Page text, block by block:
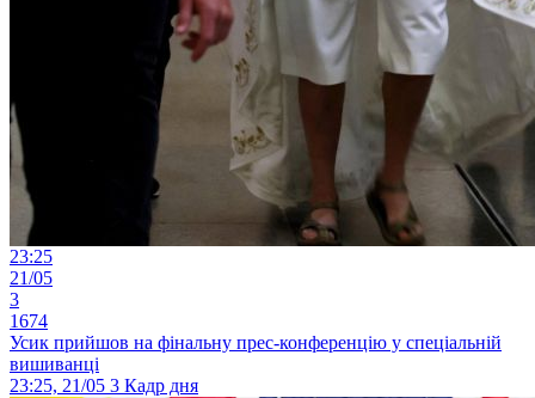
23:25
21/05
3
1674
Усик прийшов на фінальну прес-конференцію у спеціальній
вишиванці
23:25, 21/05 3 Кадр дня